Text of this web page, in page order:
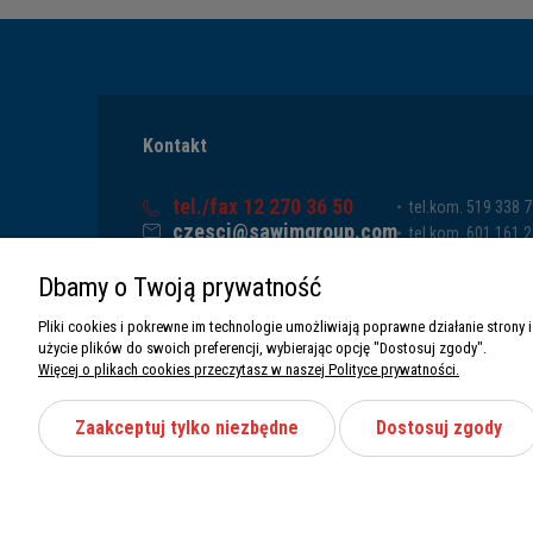
Kontakt
tel./fax 12 270 36 50
czesci@sawimgroup.com
32-080 Zabierzów
NIP: 5130284470
REGON: 5246591010
tel.kom. 519 338
tel.kom. 601 161
Dbamy o Twoją prywatność
Pliki cookies i pokrewne im technologie umożliwiają poprawne działanie
użycie plików do swoich preferencji, wybierając opcję "Dostosuj zgody".
Więcej o plikach cookies przeczytasz w naszej Polityce prywatności.
Zaakceptuj tylko niezbędne Dostosuj zgody